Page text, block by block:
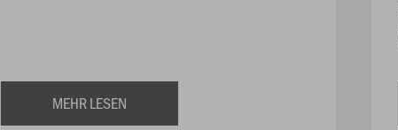
MEHR LESEN